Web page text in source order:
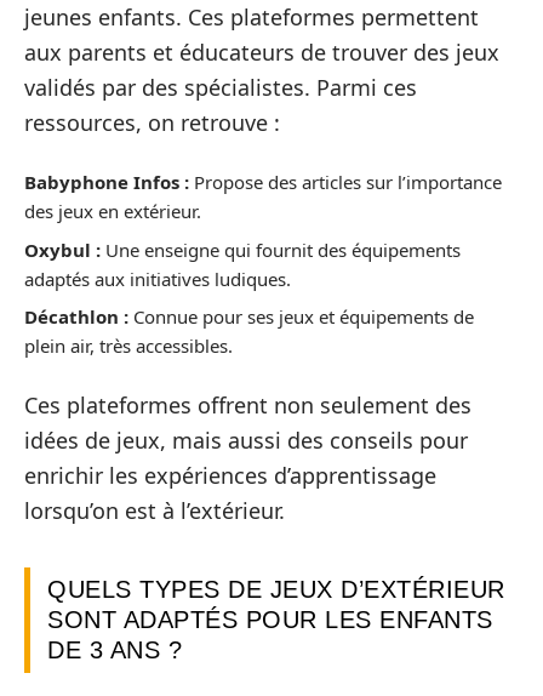
jeunes enfants. Ces plateformes permettent
aux parents et éducateurs de trouver des jeux
validés par des spécialistes. Parmi ces
ressources, on retrouve :
Babyphone Infos : Propose des articles sur l’importance
des jeux en extérieur.
Oxybul : Une enseigne qui fournit des équipements
adaptés aux initiatives ludiques.
Décathlon : Connue pour ses jeux et équipements de
plein air, très accessibles.
Ces plateformes offrent non seulement des
idées de jeux, mais aussi des conseils pour
enrichir les expériences d’apprentissage
lorsqu’on est à l’extérieur.
QUELS TYPES DE JEUX D’EXTÉRIEUR
SONT ADAPTÉS POUR LES ENFANTS
DE 3 ANS ?